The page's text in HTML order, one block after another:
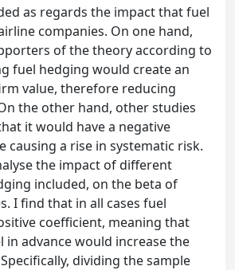
as regards the impact that fuel
companies. On one hand,
of the theory according to
fuel hedging would create an
value, therefore reducing
the other hand, other studies
it would have a negative
causing a rise in systematic risk.
the impact of different
included, on the beta of
I find that in all cases fuel
coefficient, meaning that
in advance would increase the
dividing the sample